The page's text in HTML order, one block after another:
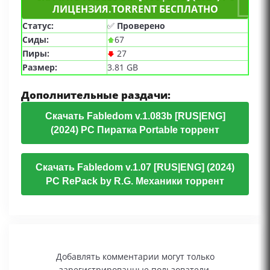
ЛИЦЕНЗИЯ.TORRENT БЕСПЛАТНО
Статус: ✅ Проверено
Сиды:
67
Пиры:
27
Размер:
3.81 GB
Дополнительные раздачи:
Скачать Fabledom v.1.083b [RUS|ENG]
(2024) PC Пиратка Portable торрент
Скачать Fabledom v.1.07 [RUS|ENG] (2024)
PC RePack by R.G. Механики торрент
Добавлять комментарии могут только